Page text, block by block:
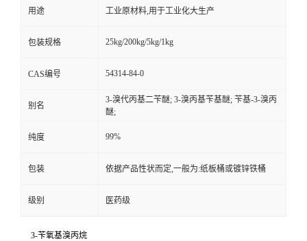
用途 工业原材料,用于工业化大生产
包装规格 25kg/200kg/5kg/1kg
CAS编号 54314-84-0
别名
3-溴代丙基二苄醚; 3-溴丙基苄基醚; 苄基-3-溴丙
醚;
纯度 99%
包装 依据产品性状而定,一般为:纸板桶或镀锌铁桶
级别 医药级
3-苄氧基溴丙烷